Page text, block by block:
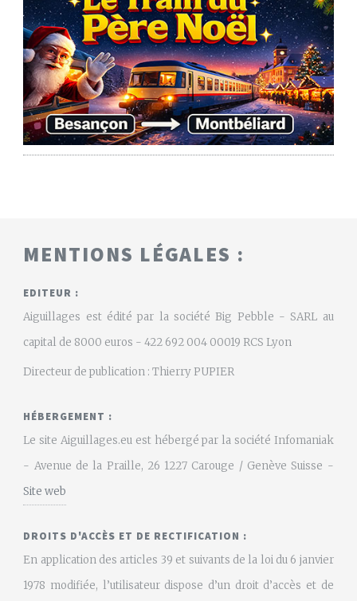
MENTIONS LÉGALES :
EDITEUR :
Aiguillages est édité par la société Big Pebble - SARL au
capital de 8000 euros - 422 692 004 00019 RCS Lyon
Directeur de publication : Thierry PUPIER
HÉBERGEMENT :
Le site Aiguillages.eu est hébergé par la société Infomaniak
- Avenue de la Praille, 26 1227 Carouge / Genève Suisse -
Site web
DROITS D'ACCÈS ET DE RECTIFICATION :
En application des articles 39 et suivants de la loi du 6 janvier
1978 modifiée, l’utilisateur dispose d’un droit d’accès et de